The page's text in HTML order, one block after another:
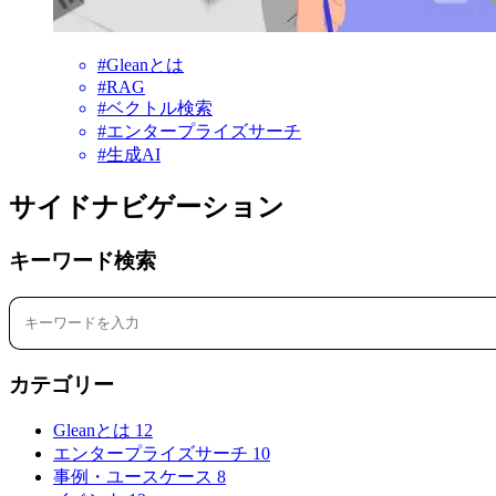
#Gleanとは
#RAG
#ベクトル検索
#エンタープライズサーチ
#生成AI
サイドナビゲーション
キーワード検索
カテゴリー
Gleanとは 12
エンタープライズサーチ 10
事例・ユースケース 8